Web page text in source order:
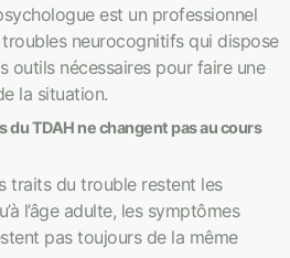
est un professionnel
neurocognitifs qui dispose
outils nécessaires pour faire une
la situation.
du TDAH ne changent pas au cours
traits du trouble restent les
l’âge adulte, les symptômes
pas toujours de la même